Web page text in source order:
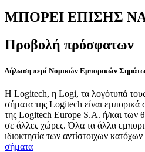
ΜΠΟΡΕΙ ΕΠΙΣΗΣ
Προβολή πρόσφατων
Δήλωση περί Νομικών Εμπορικών
Η Logitech, η Logi, τα λογότυπά
σήματα της Logitech είναι
της Logitech Europe S.A. ή/και των
σε άλλες χώρες. Όλα τα άλλα
ιδιοκτησία των αντίστοιχων κατόχων
σήματα